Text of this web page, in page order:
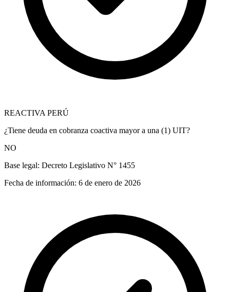
REACTIVA PERÚ
¿Tiene deuda en cobranza coactiva mayor a una (1) UIT?
NO
Base legal: Decreto Legislativo N° 1455
Fecha de información: 6 de enero de 2026